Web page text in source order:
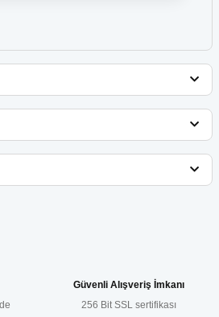
ilk yorumu siz yapın!
veya görüntülenemiyor.
Güvenli Alışveriş İmkanı
256 Bit SSL sertifikası